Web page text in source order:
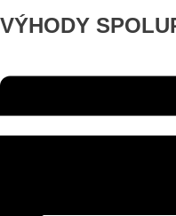
VÝHODY